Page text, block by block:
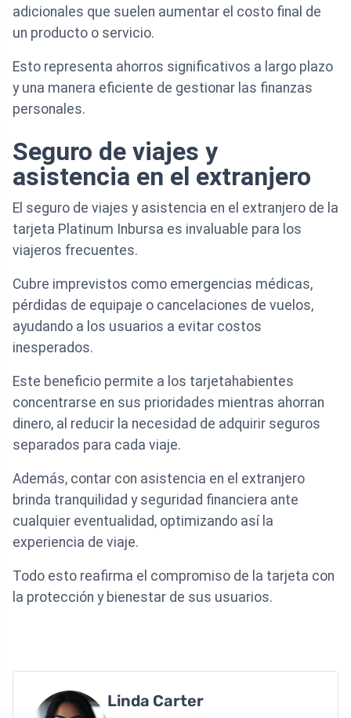
adicionales que suelen aumentar el costo final de
un producto o servicio.
Esto representa ahorros significativos a largo plazo
y una manera eficiente de gestionar las finanzas
personales.
Seguro de viajes y
asistencia en el extranjero
El seguro de viajes y asistencia en el extranjero de la
tarjeta Platinum Inbursa es invaluable para los
viajeros frecuentes.
Cubre imprevistos como emergencias médicas,
pérdidas de equipaje o cancelaciones de vuelos,
ayudando a los usuarios a evitar costos
inesperados.
Este beneficio permite a los tarjetahabientes
concentrarse en sus prioridades mientras ahorran
dinero, al reducir la necesidad de adquirir seguros
separados para cada viaje.
Además, contar con asistencia en el extranjero
brinda tranquilidad y seguridad financiera ante
cualquier eventualidad, optimizando así la
experiencia de viaje.
Todo esto reafirma el compromiso de la tarjeta con
la protección y bienestar de sus usuarios.
Linda Carter